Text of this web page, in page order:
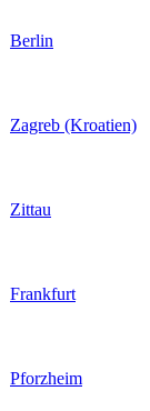
Berlin
Zagreb (Kroatien)
Zittau
Frankfurt
Pforzheim